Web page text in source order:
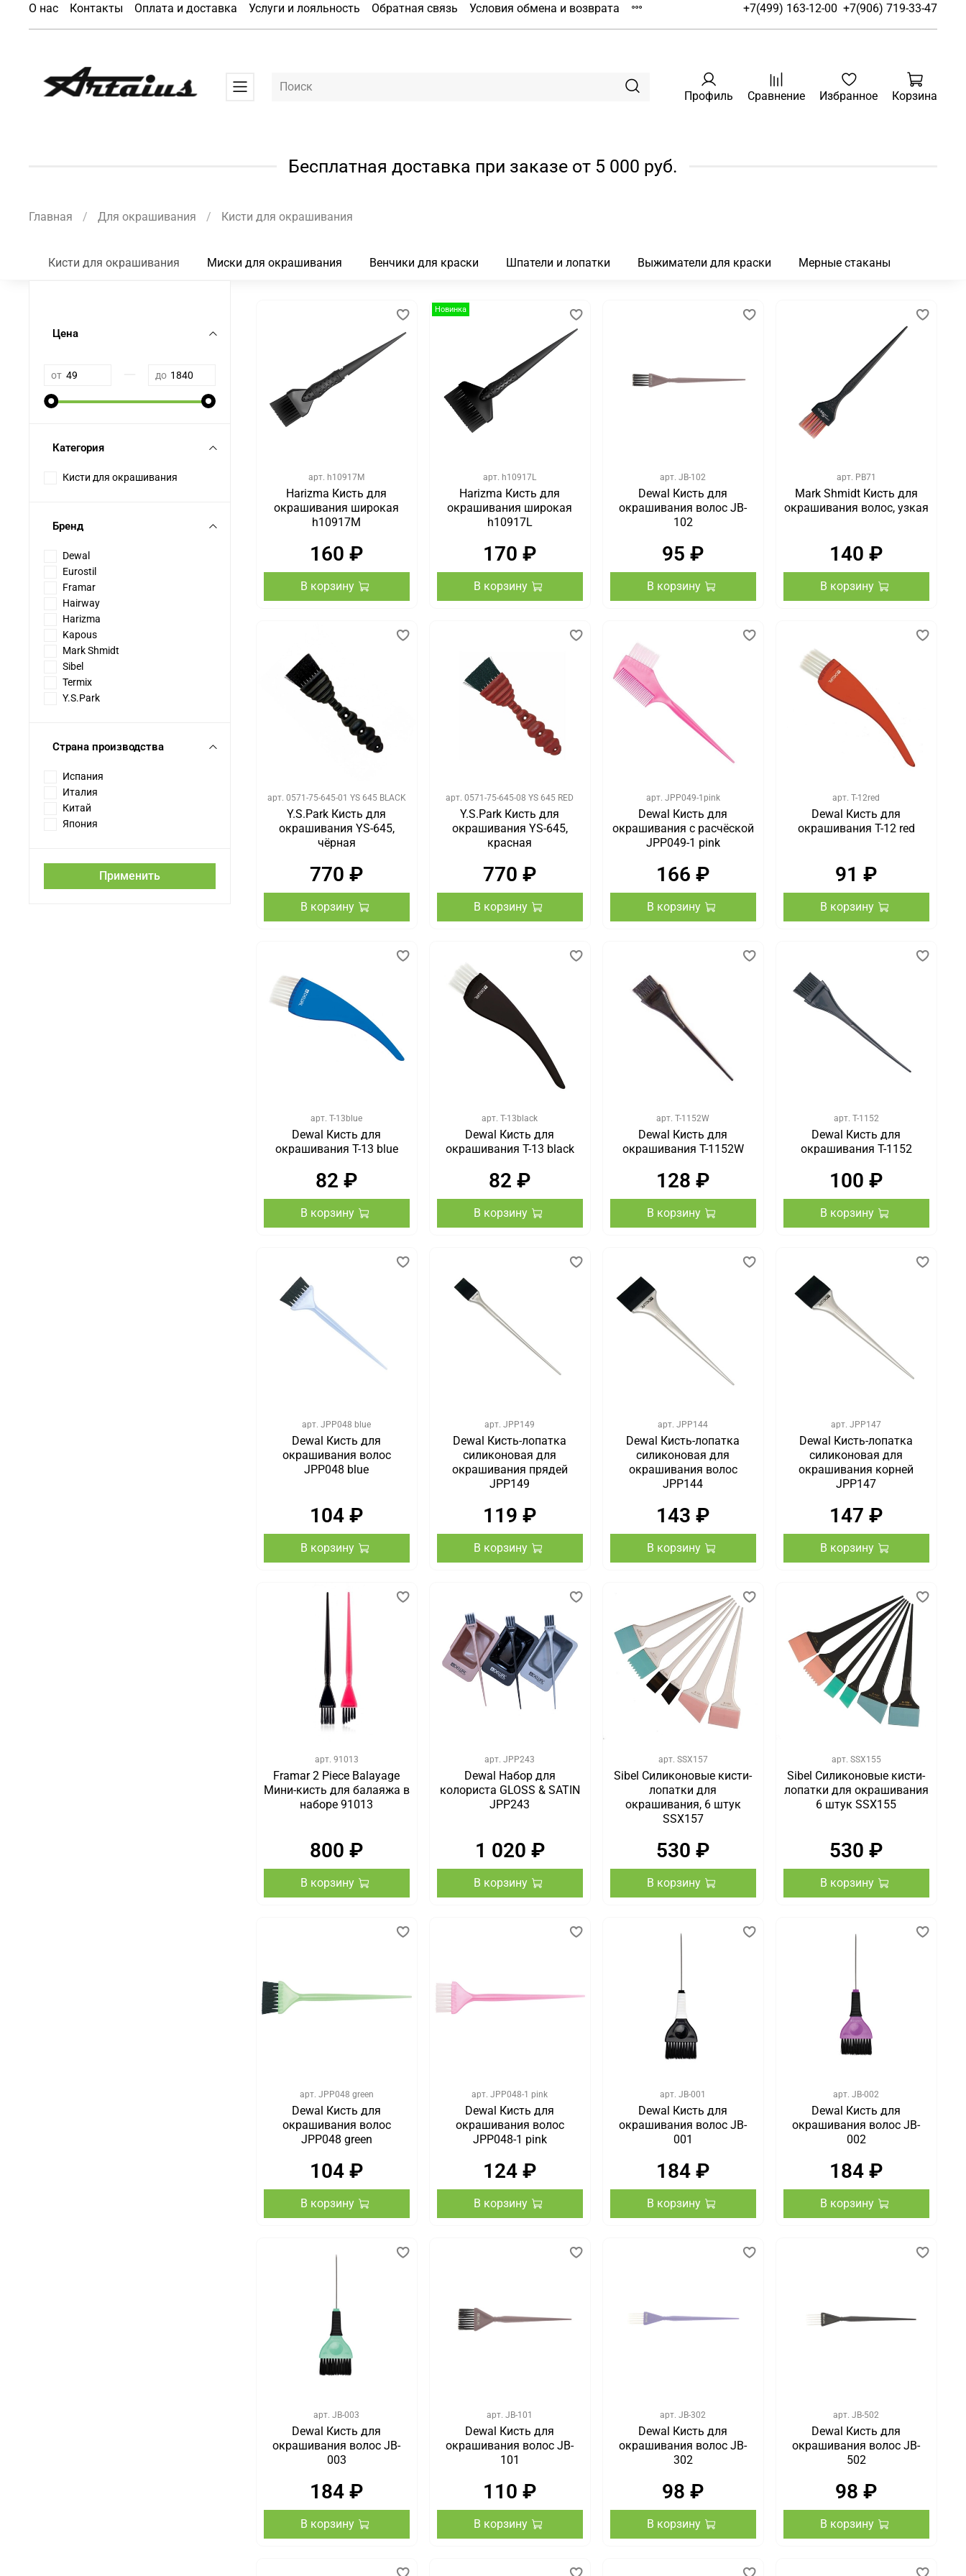
О нас Контакты Оплата и доставка Услуги и лояльность Обратная связь Условия обмена и возврата +7(499) 163-12-00 +7(906) 719-33-47
Профиль Сравнение Избранное Корзина
Бесплатная доставка при заказе от 5 000 руб.
Главная Для окрашивания Кисти для окрашивания
Кисти для окрашивания Миски для окрашивания Венчики для краски Шпатели и лопатки Выжиматели для краски Мерные стаканы
арт. h10917M
Harizma Кисть для
окрашивания широкая
h10917M
160 ₽
В корзину
Новинка
арт. h10917L
Harizma Кисть для
окрашивания широкая
h10917L
170 ₽
В корзину
арт.JB-102
Dewal Кисть для
окрашивания волос JB-
102
95 ₽
В корзину
арт. PB71
Mark Shmidt Кисть для
окрашивания волос, узкая
140 ₽
В корзину
арт. 0571-75-645-01 YS 645 BLACK
Y.S.Park Кисть для
окрашивания YS-645,
чёрная
770 ₽
В корзину
арт.0571-75-645-08 YS 645 RED
Y.S.Park Кисть для
окрашивания YS-645,
красная
770 ₽
В корзину
арт. JPP049-1pink
Dewal Кисть для
окрашивания с расчёской
JPP049-1 pink
166 ₽
В корзину
арт.T-12red
Dewal Кисть для
окрашивания T-12 red
91 ₽
В корзину
арт.T-13blue
Dewal Кисть для
окрашивания T-13 blue
82 ₽
В корзину
арт.T-13black
Dewal Кисть для
окрашивания T-13 black
82 ₽
В корзину
арт.T-1152W
Dewal Кисть для
окрашивания T-1152W
128 ₽
В корзину
арт. T-1152
Dewal Кисть для
окрашивания T-1152
100 ₽
В корзину
арт.JPP048 blue
Dewal Кисть для
окрашивания волос
JPP048 blue
104 ₽
В корзину
арт.JPP149
Dewal Кисть-лопатка
силиконовая для
окрашивания прядей
JPP149
119 ₽
В корзину
арт.JPP144
Dewal Кисть-лопатка
силиконовая для
окрашивания волос
JPP144
143 ₽
В корзину
арт.JPP147
Dewal Кисть-лопатка
силиконовая для
окрашивания корней
JPP147
147 ₽
В корзину
арт. 91013
Framar 2 Piece Balayage
Мини-кисть для балаяжа в
наборе 91013
800 ₽
В корзину
арт.JPP243
Dewal Набор для
колориста GLOSS & SATIN
JPP243
1 020 ₽
В корзину
арт. SSX157
Sibel Силиконовые кисти-
лопатки для
окрашивания, 6 штук
SSX157
530 ₽
В корзину
арт. SSX155
Sibel Силиконовые кисти-
лопатки для окрашивания
6 штук SSX155
530 ₽
В корзину
арт. JPP048 green
Dewal Кисть для
окрашивания волос
JPP048 green
104 ₽
В корзину
арт.JPP048-1 pink
Dewal Кисть для
окрашивания волос
JPP048-1 pink
124 ₽
В корзину
арт.JB-001
Dewal Кисть для
окрашивания волос JB-
001
184 ₽
В корзину
арт.JB-002
Dewal Кисть для
окрашивания волос JB-
002
184 ₽
В корзину
арт.JB-003
Dewal Кисть для
окрашивания волос JB-
003
184 ₽
В корзину
арт.JB-101
Dewal Кисть для
окрашивания волос JB-
101
110 ₽
В корзину
арт.JB-302
Dewal Кисть для
окрашивания волос JB-
302
98 ₽
В корзину
арт.JB-502
Dewal Кисть для
окрашивания волос JB-
502
98 ₽
В корзину
Цена
от до
Категория
Кисти для окрашивания
Бренд
Dewal
Eurostil
Framar
Hairway
Harizma
Kapous
Mark Shmidt
Sibel
Termix
Y.S.Park
Страна производства
Испания
Италия
Китай
Япония
Применить